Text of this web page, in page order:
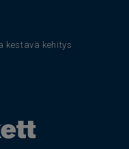
kestävä kehitys